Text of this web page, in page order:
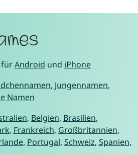
fürAndroid und iPhone
, Jungennamen,
Namen
, Belgien, Brasilien,
, Frankreich, Großbritannien,
, Portugal, Schweiz, Spanien,